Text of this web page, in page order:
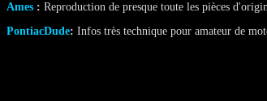
Ames : Reproduction de presque toute les pièces
PontiacDude: Infos très technique pour amateur de